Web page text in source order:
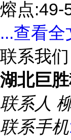
熔点:49-
...查看全
联系我们
湖北巨
联系人
联系手机